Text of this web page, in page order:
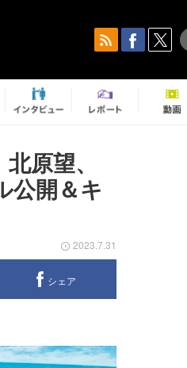
原望、
公開＆キ
2023.7.31
シェア